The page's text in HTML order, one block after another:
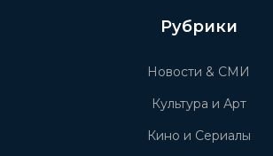
Рубрики
Новости & СМИ
Культура и Арт
Кино и Сериалы